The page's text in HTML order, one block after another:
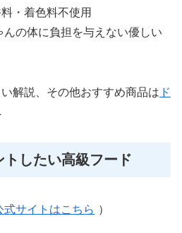
・着色料不使用
の体に負担を与えない優しい
解説、その他おすすめ商品は ド
したい高級フード
式サイトはこちら ）